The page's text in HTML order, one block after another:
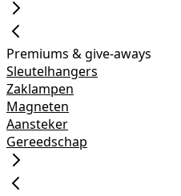
Premiums & give-aways
Sleutelhangers
Zaklampen
Magneten
Aansteker
Gereedschap